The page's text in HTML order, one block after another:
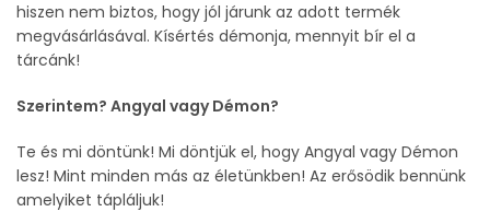
hiszen nem biztos, hogy jól járunk az adott termék
megvásárlásával. Kísértés démonja, mennyit bír el a
tárcánk!
Szerintem? Angyal vagy Démon?
Te és mi döntünk! Mi döntjük el, hogy Angyal vagy Démon
lesz! Mint minden más az életünkben! Az erősödik bennünk
amelyiket tápláljuk!